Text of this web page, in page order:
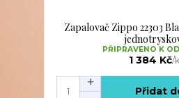
Zapalovač Zippo 22303
1 384 Kč/
PŘIPRAVENO K
Přidat